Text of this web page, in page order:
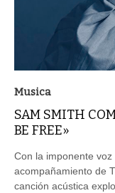
Musica
SAM SMITH
BE FREE»
Con la imponente
acompañamiento de
canción acústica